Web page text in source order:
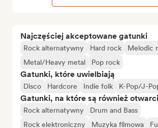
Najczęściej akceptowane gatunki
Rock alternatywny Hard rock
Melodic
Metal/Heavy metal
Pop rock
Gatunki, które uwielbiają
Disco Hardcore Indie folk K-Pop/J-
Gatunki, na które są również otwarci
Rock alternatywny
Drum and Bass
Rock elektroniczny
Muzyka filmowa